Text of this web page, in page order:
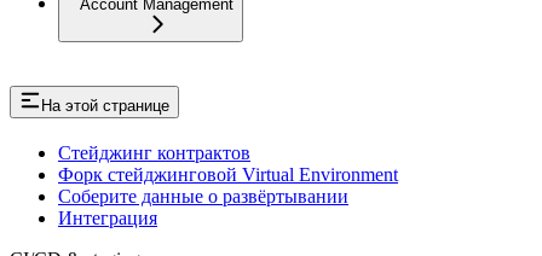
Account Management
На этой странице
Стейджинг контрактов
Форк стейджинговой Virtual Environment
Соберите данные о развёртывании
Интеграция